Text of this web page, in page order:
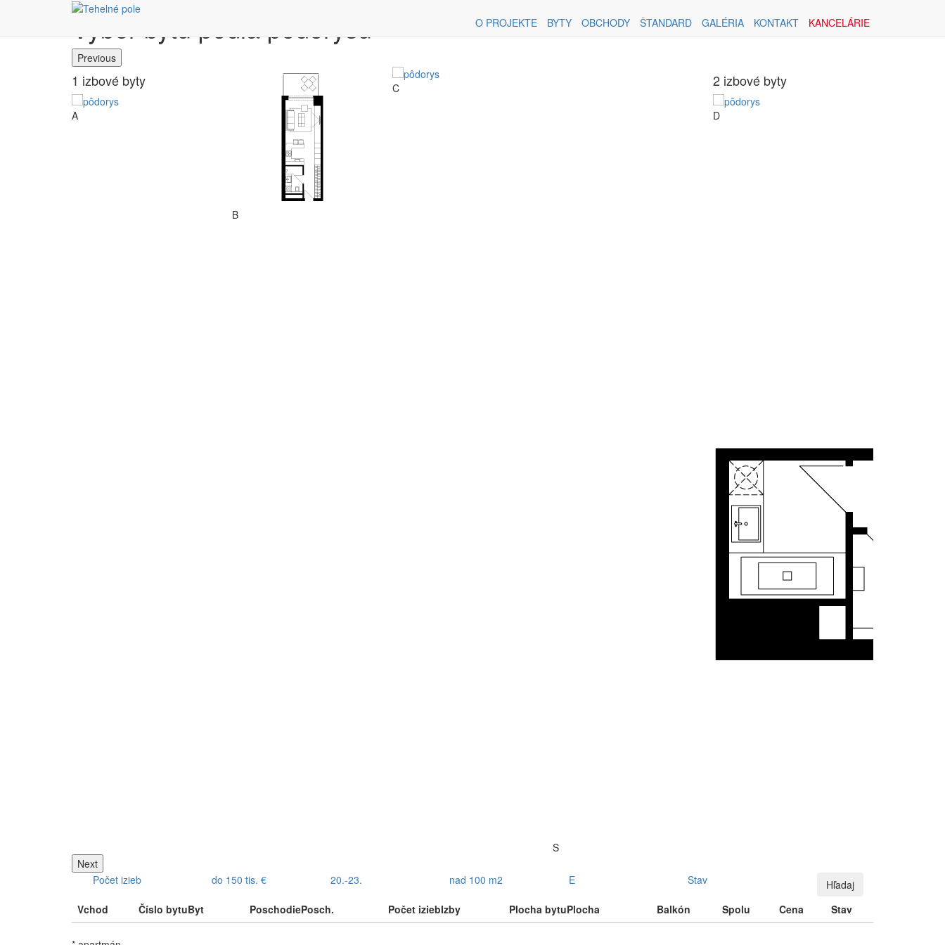
O PROJEKTE BYTY OBCHODY ŠTANDARD GALÉRIA KONTAKT KANCELÁRIE
Výber bytu podľa pôdorysu
Previous
1 izbové byty
A
B
C
S
2 izbové byty
D
Next
Počet izieb
do 150 tis. € 20.-23. nad 100 m2 E Stav
Hľadaj
Vchod
Číslo bytuByt PoschodiePosch. Počet iziebIzby Plocha bytuPlocha Balkón Spolu Cena Stav